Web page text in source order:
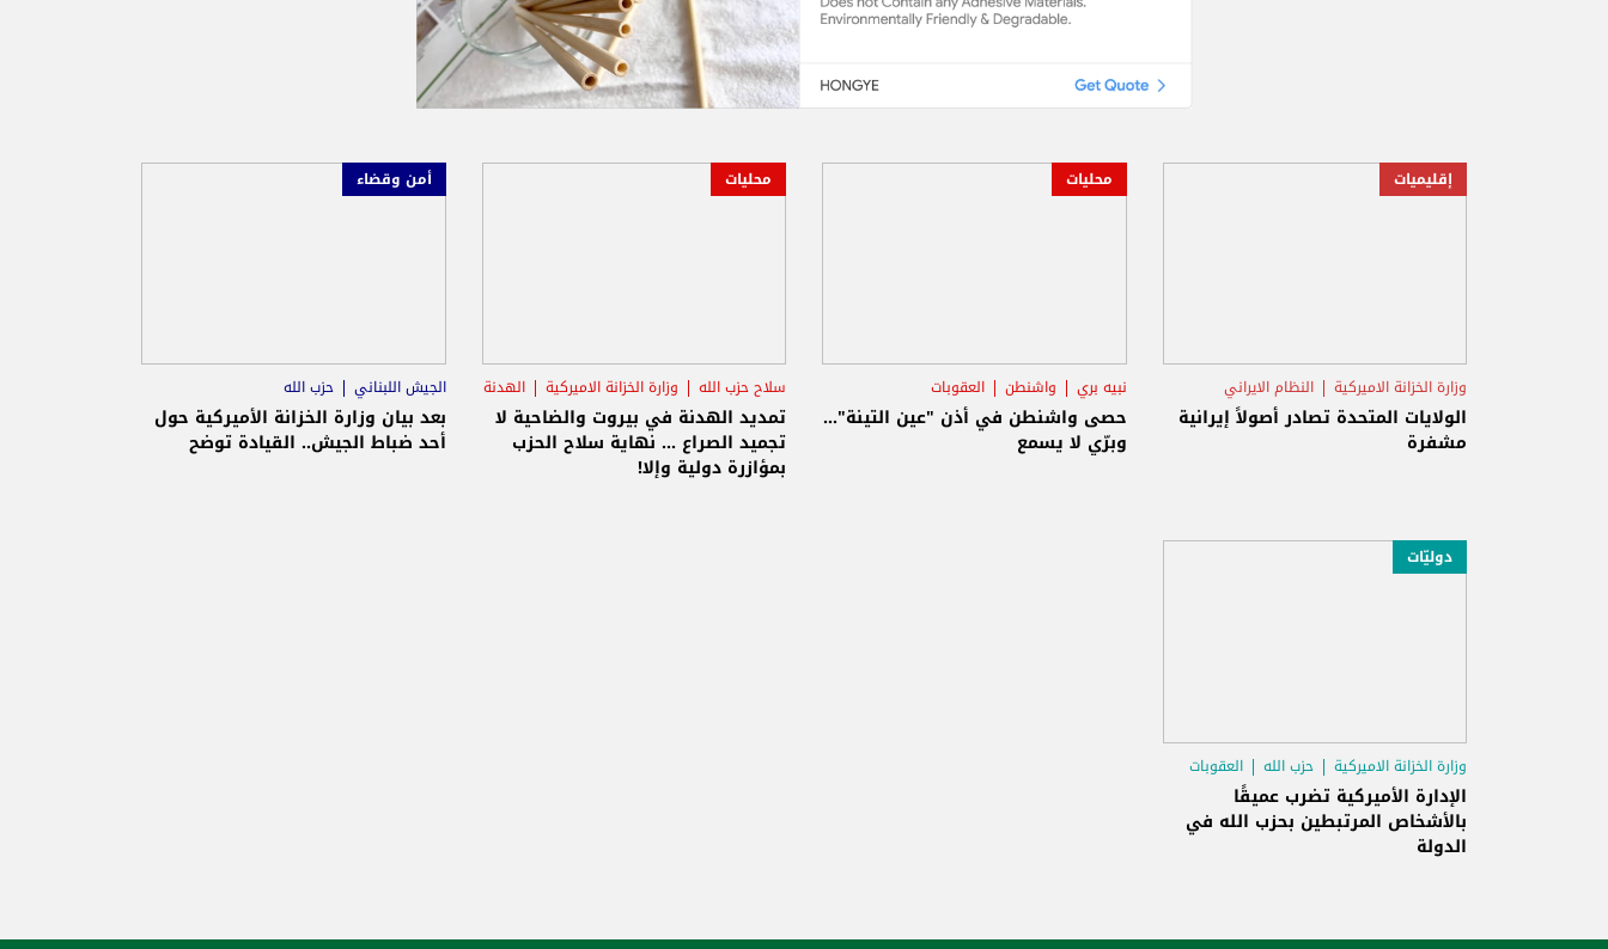
إقليميات
وزارة الخزانة الاميركية
النظام الايراني
العقوبات
الولايات المتحدة تصادر أصولاً إيرانية
مشفرة
محليات
نبيه بري واشنطن العقوبات
حصى واشنطن في أذن "عين التينة"...
وبرّي لا يسمع
محليات
سلاح حزب الله وزارة الخزانة الاميركية الهدنة
تمديد الهدنة في بيروت والضاحية لا
تجميد الصراع ... نهاية سلاح الحزب
بمؤازرة دولية وإلا!
أمن وقضاء
الجيش اللبناني
حزب الله
وزارة الخزانة الاميركية
بعد بيان وزارة الخزانة الأميركية حول
أحد ضباط الجيش.. القيادة توضح
دوليّات
وزارة الخزانة الاميركية حزب الله العقوبات
الإدارة الأميركية تضرب عميقًا
بالأشخاص المرتبطين بحزب الله في
الدولة